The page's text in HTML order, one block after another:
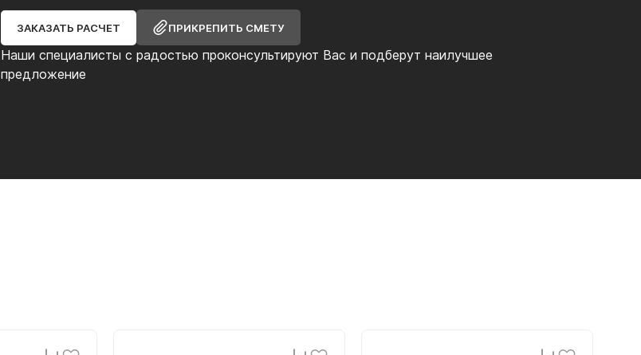
Наши специалисты с радостью проконсультируют Вас и подберут наилучшее
предложение
ЗАКАЗАТЬ РАСЧЕТ ПРИКРЕПИТЬ СМЕТУ